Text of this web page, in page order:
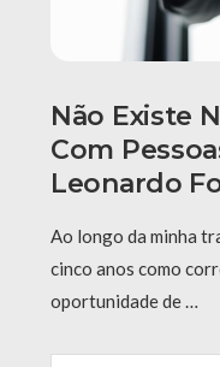
Não Existe
Com
Leonardo
Ao longo da minha
cinco anos como
oportunidade de …